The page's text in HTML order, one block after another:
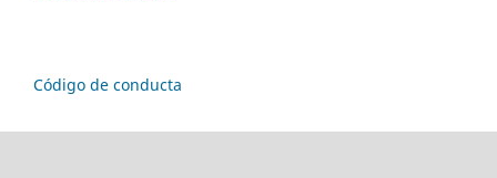
Código de conducta